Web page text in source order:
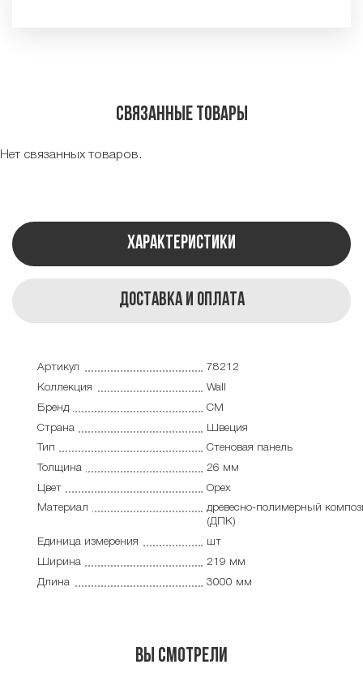
Связанные товары
Нет связанных товаров.
Характеристики
Доставка и оплата
Артикул
78212
Коллекция
Wall
Бренд
CM
Страна
Швеция
Тип
Cтеновая панель
Толщина
26 мм
Цвет
Орех
Материал
древесно-полимерный
(ДПК)
Единица измерения
шт
Ширина
219 мм
Длина
3000 мм
Вы смотрели